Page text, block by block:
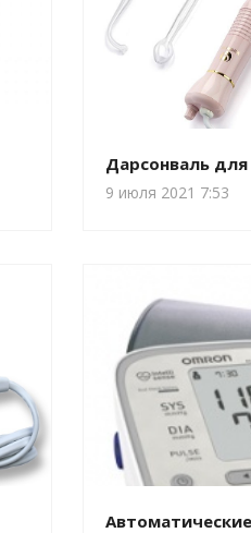
Дарсонваль для
9 июля 2021 7:53